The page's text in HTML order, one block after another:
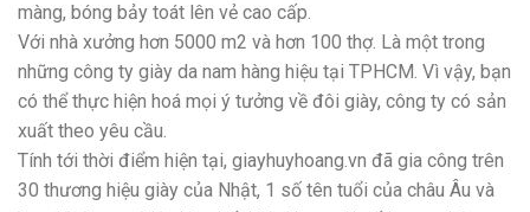
màng, bóng bảy toát lên vẻ cao cấp.
Với nhà xưởng hơn 5000 m2 và hơn 100 thợ. Là một trong
những công ty giày da nam hàng hiệu tại TPHCM. Vì vậy, bạn
có thể thực hiện hoá mọi ý tưởng về đôi giày, công ty có sản
xuất theo yêu cầu.
Tính tới thời điểm hiện tại, giayhuyhoang.vn đã gia công trên
30 thương hiệu giày của Nhật, 1 số tên tuổi của châu Âu và